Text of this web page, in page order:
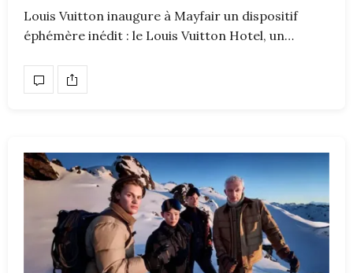
Louis Vuitton inaugure à Mayfair un dispositif
éphémère inédit : le Louis Vuitton Hotel, un…